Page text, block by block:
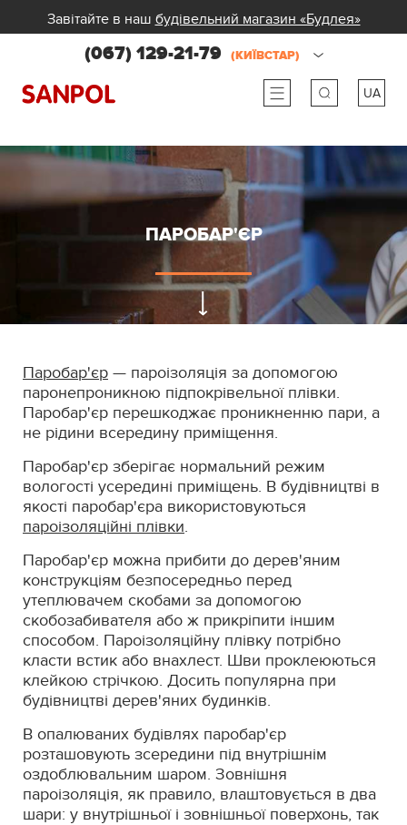
Завітайте в наш будівельний магазин «Будлея»
(067) 129-21-79 (КИЇВСТАР)
UA
ua
ПАРОБАР'ЄР
Паробар'єр — пароізоляція за допомогою
паронепроникною підпокрівельної плівки.
Паробар'єр перешкоджає проникненню пари, а
не рідини всередину приміщення.
Паробар'єр зберігає нормальний режим
вологості усередині приміщень. В будівництві в
якості паробар'єра використовуються
пароізоляційні плівки.
Паробар'єр можна прибити до дерев'яним
конструкціям безпосередньо перед
утеплювачем скобами за допомогою
скобозабивателя або ж прикріпити іншим
способом. Пароізоляційну плівку потрібно
класти встик або внахлест. Шви проклеюються
клейкою стрічкою. Досить популярна при
будівництві дерев'яних будинків.
В опалюваних будівлях паробар'єр
розташовують зсередини під внутрішнім
оздоблювальним шаром. Зовнішня
пароізоляція, як правило, влаштовується в два
шари: у внутрішньої і зовнішньої поверхонь, так